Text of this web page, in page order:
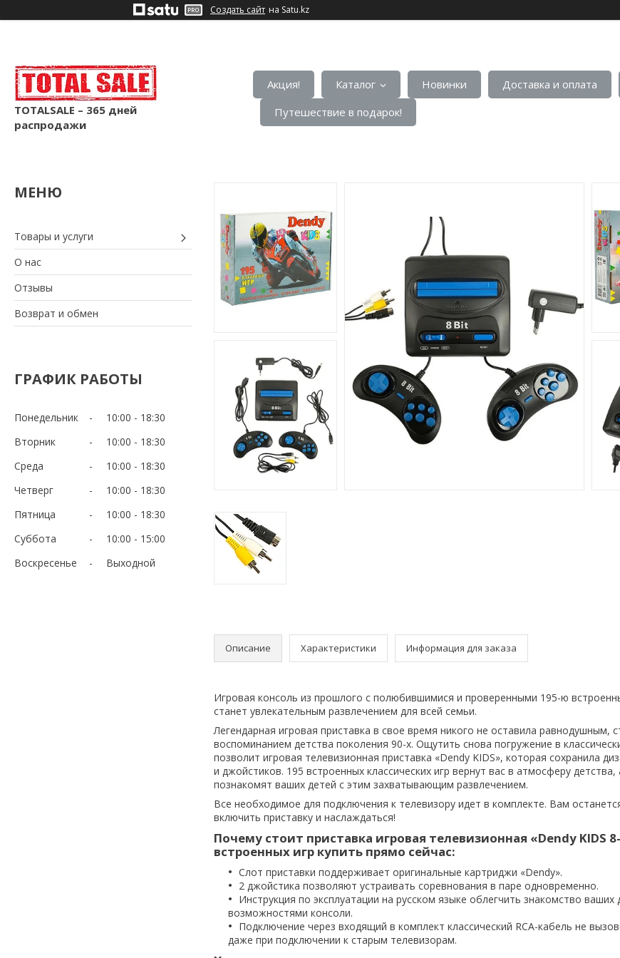
Создать сайт на Satu.kz
TOTALSALE – 365 дней
распродажи
Акция! Каталог Новинки Доставка и оплата
Путешествие в подарок!
Товары и услуги
О нас
Отзывы
Возврат и обмен
ГРАФИК РАБОТЫ
Понедельник 10:00
18:30
Вторник
10:00
18:30
Среда
10:00
18:30
Четверг
10:00
18:30
Пятница
10:00
18:30
Суббота
10:00
15:00
Воскресенье
Выходной
Описание Характеристики Информация для заказа
Игровая консоль из прошлого с полюбившимися и проверенными 195-ю
станет увлекательным развлечением для всей семьи.
Легендарная игровая приставка в свое время никого не оставила равнодушным,
воспоминанием детства поколения 90-х. Ощутить снова погружение в
позволит игровая телевизионная приставка «Dendy KIDS», которая сохранила
и джойстиков. 195 встроенных классических игр вернут вас в атмосферу детства,
познакомят ваших детей с этим захватывающим развлечением.
Все необходимое для подключения к телевизору идет в комплекте. Вам
включить приставку и наслаждаться!
Почему стоит приставка игровая телевизионная «Dendy KIDS
встроенных игр купить прямо сейчас:
Слот приставки поддерживает оригинальные картриджи «Dendy».
2 джойстика позволяют устраивать соревнования в паре одновременно.
Инструкция по эксплуатации на русском языке облегчить знакомство ваших
возможностями консоли.
Подключение через входящий в комплект классический RCA-кабель не
даже при подключении к старым телевизорам.